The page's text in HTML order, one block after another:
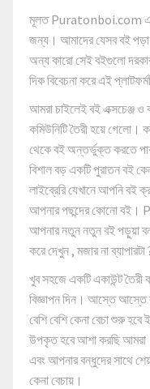
মূলত Puratonboi.com এর
জন্য। আমাদের যেসব বই পড়া
অন্য কারো সেই বইগুলো
দিক বিবেচনা করে এই
আমরা চাইলেই বই এক্সচেঞ্জ
কমিউনিটি তৈরী হয়ে গেলো।
থেকে বই অন্তর্ভুক্ত করতে
বিশাল বড় একটি পুরাতন বই
লাইব্রেরি যেখানে আপনি বই
আপনার পছন্দের কোনো
আপনার নতুন নতুন বই পড়ুয়া
করে দেখুন , মজার না ব্যাপারটা
খুব সহজে একটি একাউন্ট
বিজ্ঞাপন দিন। আস্তে আস্তে
বেশি বেশি কেনা বেচা শুরু
উপকৃত হবে আশা করছি
এবং আপনার বন্ধুদের সাথে
কেনা বেচায়।